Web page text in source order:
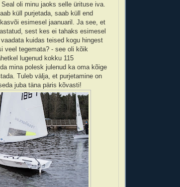
oli minu jaoks selle ürituse iva.
küll purjetada, saab küll end
esimesel jaanuaril. Ja see, et
sest kes ei tahaks esimesel
kuidas teised kogu hingest
veel tegemata? - see oli kõik
lugenud kokku 115
mina polesk julenud ka oma kõige
Tuleb välja, et purjetamine on
juba täna päris kõvasti!